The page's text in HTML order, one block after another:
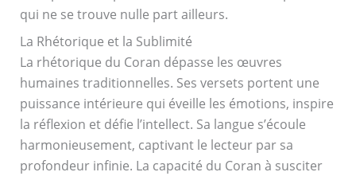
qui ne se trouve nulle part ailleurs.
La Rhétorique et la Sublimité
La rhétorique du Coran dépasse les œuvres
humaines traditionnelles. Ses versets portent une
puissance intérieure qui éveille les émotions, inspire
la réflexion et défie l’intellect. Sa langue s’écoule
harmonieusement, captivant le lecteur par sa
profondeur infinie. La capacité du Coran à susciter